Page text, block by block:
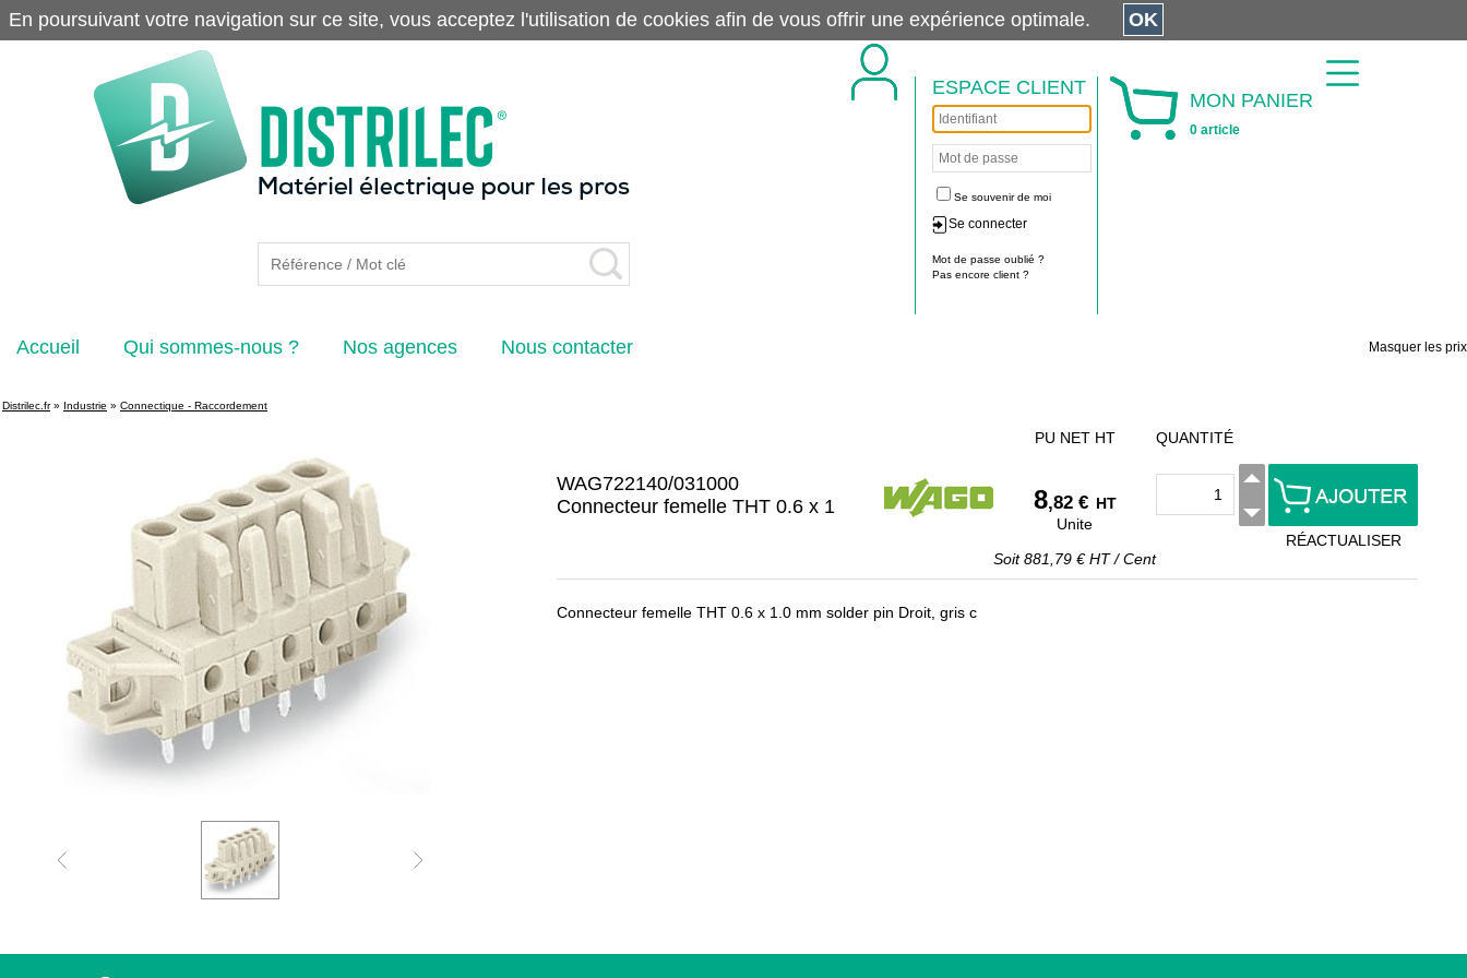
ESPACE CLIENT
Se souvenir de moi
Se connecter
Mot de passe oublié ?
Pas encore client ?
MON PANIER
0 article
Accueil Qui sommes-nous ? Nos agences Nous contacter Masquer les prix
Distrilec.fr» Industrie » Connectique - Raccordement
WAG722140/031000
Connecteur femelle THT 0.6 x 1
PU NET HT
8,82 € HT
Unite
Soit881,79 € HT/Cent
QUANTITÉ
RÉACTUALISER
Connecteur femelle THT 0.6 x 1.0 mm solder pin Droit, gris c
En poursuivant votre navigation sur ce site, vous acceptez l'utilisation de cookies afin de vous offrir une expérience optimale. OK